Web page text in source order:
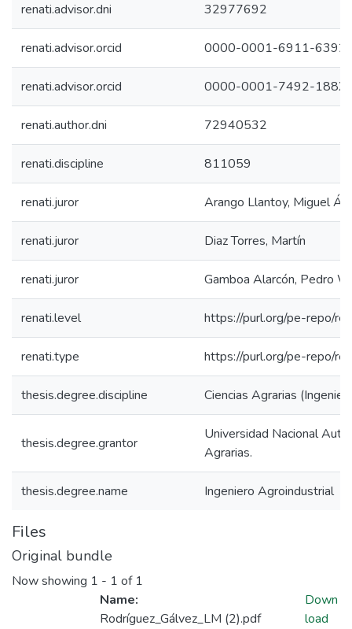
renati.advisor.dni 32977692
renati.advisor.orcid 0000-0001-6911-6392
renati.advisor.orcid 0000-0001-7492-188X
renati.author.dni 72940532
renati.discipline 811059
renati.juror Arango Llantoy, Miguel
renati.juror Diaz Torres, Martín
renati.juror Gamboa Alarcón, Pedro
renati.level https://purl.org/pe-repo/
renati.type https://purl.org/pe-repo/
thesis.degree.discipline Ciencias Agrarias
thesis.degree.grantor
Universidad Nacional
Agrarias.
thesis.degree.name Ingeniero Agroindustrial
Files
Original bundle
Now showing 1 - 1 of 1
Name:
Rodríguez_Gálvez_LM (2).pdf
Down
load